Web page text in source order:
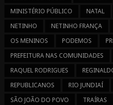
MINISTÉRIO PÚBLICO
NATAL
NETINHO
NETINHO FRANÇA
OS MENINOS
PODEMOS
PREFEITURA NAS COMUNIDADES
RAQUEL RODRIGUES
REPUBLICANOS
RIO JUNDIAÍ
SÃO JOÃO DO POVO
TRAÍRAS